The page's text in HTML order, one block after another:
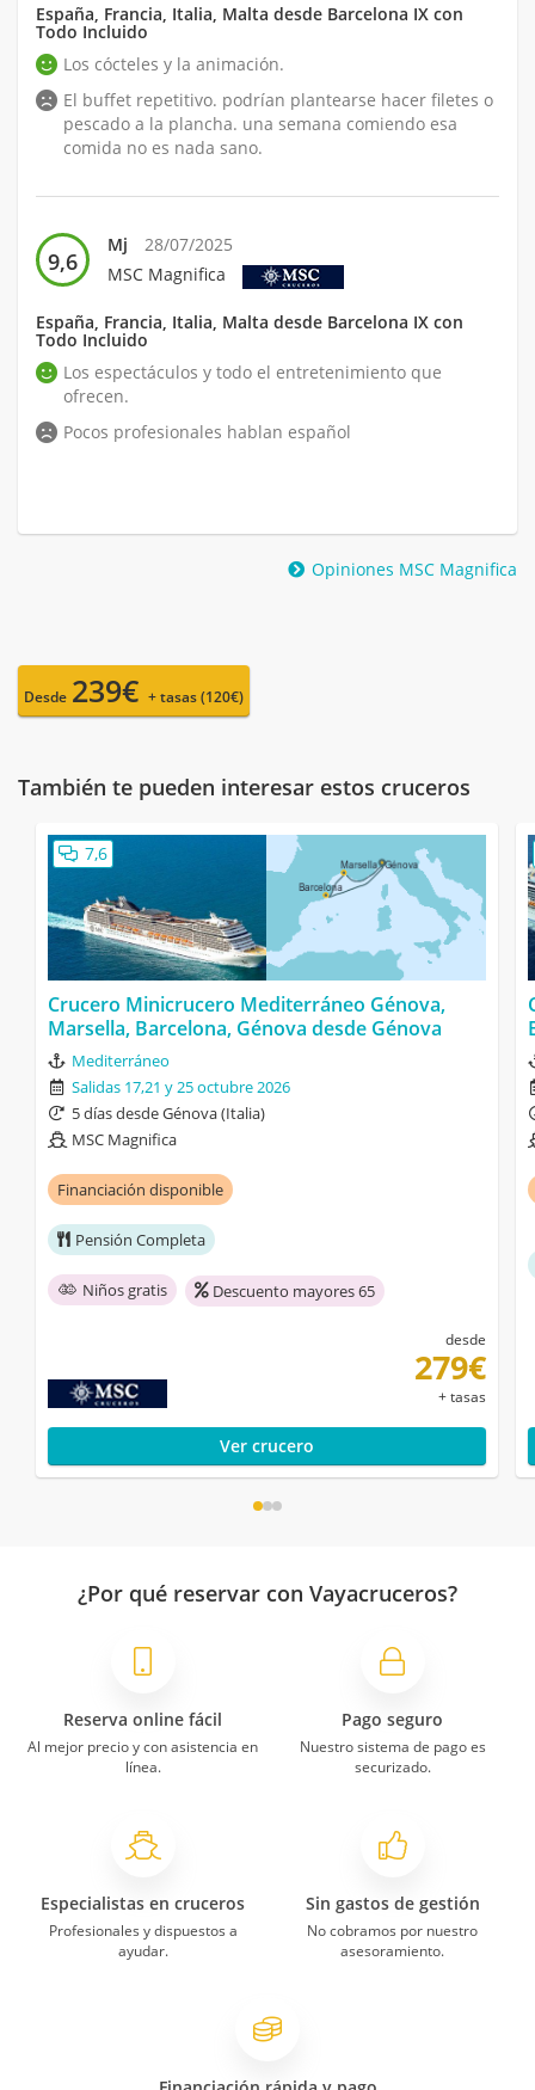
España, Francia, Italia, Malta desde Barcelona IX con
Todo Incluido
Los cócteles y la animación.
El buffet repetitivo. podrían plantearse hacer filetes o
pescado a la plancha. una semana comiendo esa
comida no es nada sano.
9,6
Mj
28/07/2025
MSC Magnifica
España, Francia, Italia, Malta desde Barcelona IX con
Todo Incluido
Los espectáculos y todo el entretenimiento que
ofrecen.
Pocos profesionales hablan español
Opiniones MSC Magnifica
Desde 239€ + tasas (120€)
También te pueden interesar estos cruceros
7,6
Crucero Minicrucero Mediterráneo Génova,
Marsella, Barcelona, Génova desde Génova
Mediterráneo
Salidas 17,21 y 25 octubre 2026
5 días desde Génova (Italia)
MSC Magnifica
Financiación disponible
Pensión Completa
Niños gratis Descuento mayores 65
desde
279€
+ tasas
Ver crucero
¿Por qué reservar con Vayacruceros?
Reserva online fácil
Al mejor precio y con asistencia en
línea.
Pago seguro
Nuestro sistema de pago es
securizado.
Especialistas en cruceros
Profesionales y dispuestos a
ayudar.
Sin gastos de gestión
No cobramos por nuestro
asesoramiento.